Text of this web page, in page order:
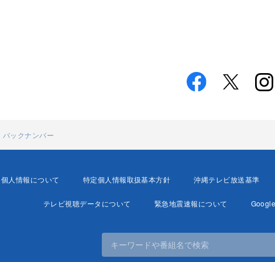
バックナンバー
個人情報について 特定個人情報取扱基本方針 沖縄テレビ放送基準
テレビ視聴データについて 緊急地震速報について